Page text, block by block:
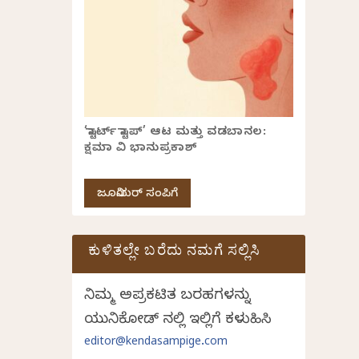
‘ಸ್ಟಾರ್ಟ್ ಸ್ಟಾಪ್’ ಆಟ ಮತ್ತು ವಡಬಾನಲ:
ಕ್ಷಮಾ ವಿ ಭಾನುಪ್ರಕಾಶ್
ಜೂನಿಯರ್ ಸಂಪಿಗೆ
ಕುಳಿತಲ್ಲೇ ಬರೆದು ನಮಗೆ ಸಲ್ಲಿಸಿ
ನಿಮ್ಮ ಅಪ್ರಕಟಿತ ಬರಹಗಳನ್ನು
ಯುನಿಕೋಡ್ ನಲ್ಲಿ ಇಲ್ಲಿಗೆ ಕಳುಹಿಸಿ
editor@kendasampige.com